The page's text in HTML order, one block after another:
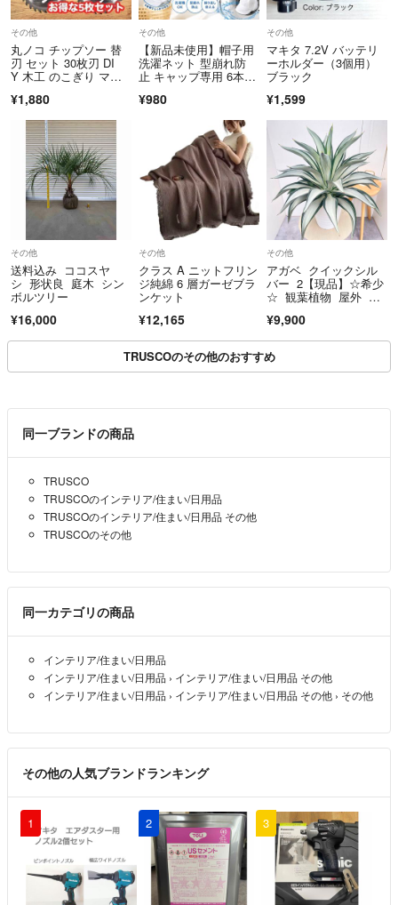
その他
丸ノコ チップソー 替
刃 セット 30枚刃 DI
Y 木工 のこぎり マル
¥1,880
その他
【新品未使用】帽子用
洗濯ネット 型崩れ防
止 キャップ専用 6本骨
¥980
その他
マキタ 7.2V バッテリ
ーホルダー（3個用）
ブラック
¥1,599
その他
送料込み ココスヤ
シ 形状良 庭木 シン
ボルツリー
¥16,000
その他
クラス A ニットフリン
ジ純綿 6 層ガーゼブラ
ンケット
¥12,165
その他
アガベ クイックシル
バー 2【現品】☆希少
☆ 観葉植物 屋外 ド
¥9,900
TRUSCOのその他のおすすめ
同一ブランドの商品
TRUSCO
TRUSCOのインテリア/住まい/日用品
TRUSCOのインテリア/住まい/日用品 その他
TRUSCOのその他
同一カテゴリの商品
インテリア/住まい/日用品
インテリア/住まい/日用品 › インテリア/住まい/日用品 その他
インテリア/住まい/日用品 › インテリア/住まい/日用品 その他 › その他
その他の人気ブランドランキング
1 2 3